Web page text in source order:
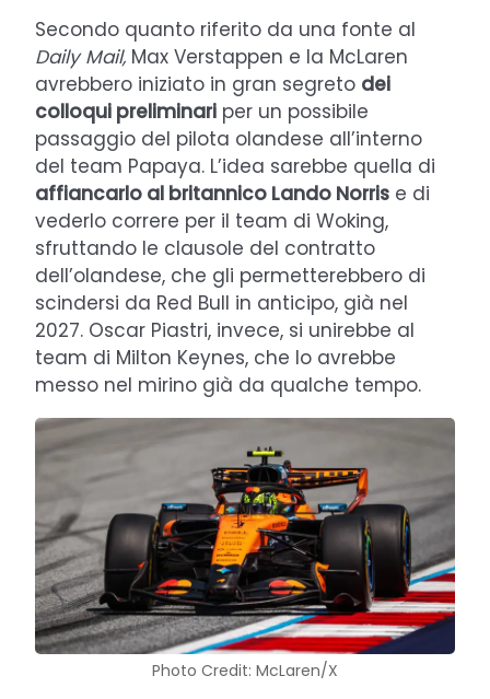
Secondo quanto riferito da una fonte al
Daily Mail, Max Verstappen e la McLaren
avrebbero iniziato in gran segreto dei
colloqui preliminari per un possibile
passaggio del pilota olandese all’interno
del team Papaya. L’idea sarebbe quella di
affiancarlo al britannico Lando Norris e di
vederlo correre per il team di Woking,
sfruttando le clausole del contratto
dell’olandese, che gli permetterebbero di
scindersi da Red Bull in anticipo, già nel
2027. Oscar Piastri, invece, si unirebbe al
team di Milton Keynes, che lo avrebbe
messo nel mirino già da qualche tempo.
Photo Credit: McLaren/X